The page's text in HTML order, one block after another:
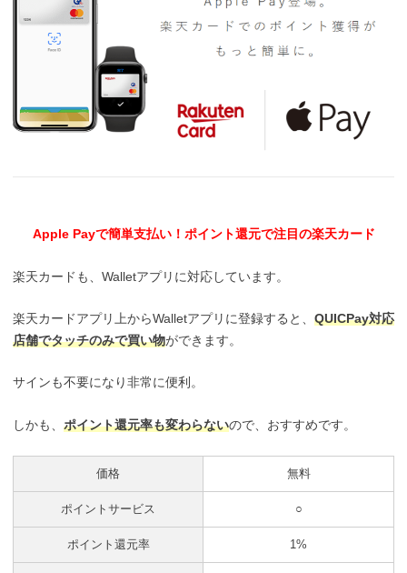
Apple Payで簡単支払い！ポイント還元で注目の楽天カード
楽天カードも、Walletアプリに対応しています。
楽天カードアプリ上からWalletアプリに登録すると、 QUICPay対応
店舗でタッチのみで買い物ができます。
サインも不要になり非常に便利。
しかも、 ポイント還元率も変わらないので、おすすめです。
価格 無料
ポイントサービス ○
ポイント還元率 1%